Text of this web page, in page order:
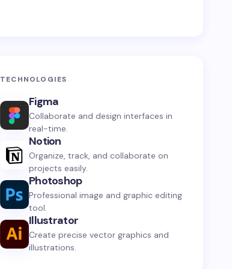
TECHNOLOGIES
Figma
Collaborate and design interfaces in
real-time.
Notion
Organize, track, and collaborate on
projects easily.
Photoshop
Professional image and graphic editing
tool.
Illustrator
Create precise vector graphics and
illustrations.